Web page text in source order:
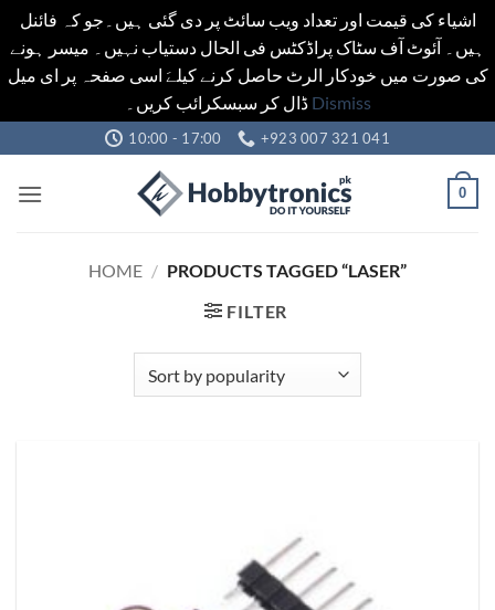
اشیاء کی قیمت اور تعداد ویب سائٹ پر دی گئی ہیں۔جو کہ فائنل
ہیں۔ آئوٹ آف سٹاک پراڈکٹس فی الحال دستیاب نہیں۔ میسر ہونے
کی صورت میں خودکار الرٹ حاصل کرنے کیلےَ اسی صفحہ پر ای میل
ڈال کر سبسکرائب کریں۔ Dismiss
to
content
10:00 - 17:00 +923 007 321 041
0
HOME / PRODUCTS TAGGED “LASER”
FILTER